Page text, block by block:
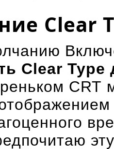
Clear
Clear Type
CRT